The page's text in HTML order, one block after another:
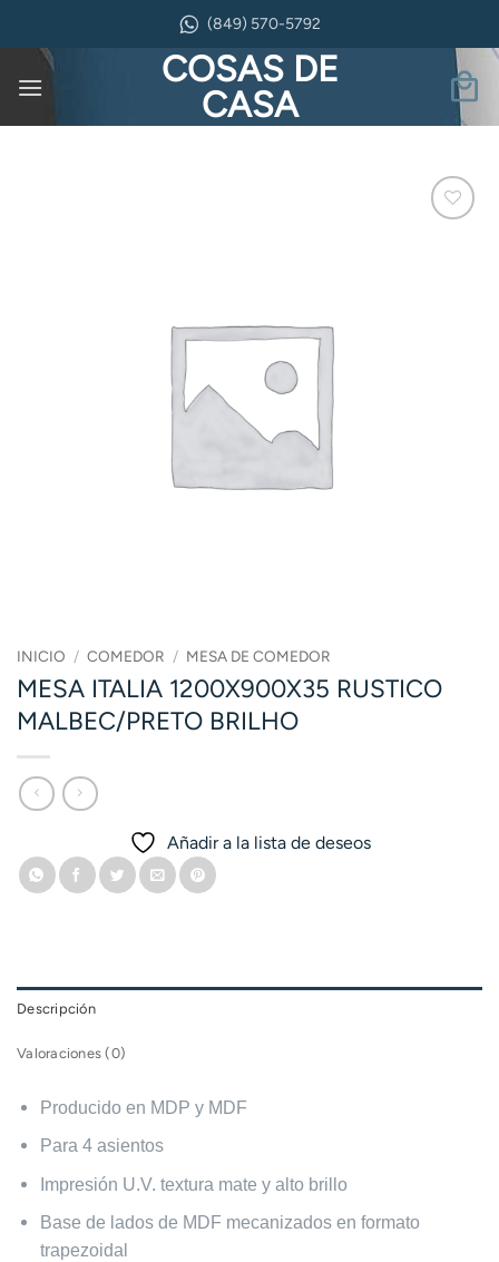
contenido
(849) 570-5792
COSAS DE
CASA
INICIO / COMEDOR / MESA DE COMEDOR
MESA ITALIA 1200X900X35 RUSTICO
MALBEC/PRETO BRILHO
Añadir a la lista de deseos
Descripción
Valoraciones (0)
Producido en MDP y MDF
Para 4 asientos
Impresión U.V. textura mate y alto brillo
Base de lados de MDF mecanizados en formato
trapezoidal